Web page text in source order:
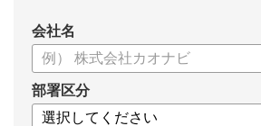
・第三者から与えられるお墨付きともい
・「有価証券報告書」の変更をはじめとす
会社名
部署区分